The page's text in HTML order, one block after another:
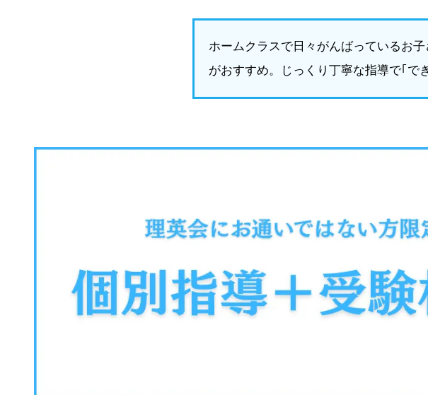
ホームクラスで日々がんばっているお
がおすすめ。じっくり丁寧な指導で｢で